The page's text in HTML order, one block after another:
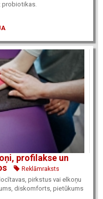
probiotikas.
profilakse un
Reklāmraksts
pirkstus vai elkoņu
diskomforts, pietūkums